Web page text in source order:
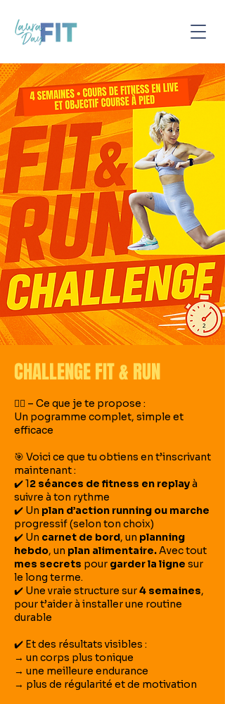
CHALLENGE FIT & RUN
🧘‍♀️ – Ce que je te propose :
Un pogramme complet, simple et
efficace
🎯 Voici ce que tu obtiens en t’inscrivant
maintenant :
✔️ 12 séances de fitness en replayà
suivre à ton rythme
✔️ Un plan d’action running ou marche
progressif (selon ton choix)
✔️ Un carnet de bord, un planning
hebdo, un plan alimentaire.Avec tout
mes secrets pour garder la ligne sur
le long terme.
✔️ Une vraie structure sur4 semaines,
pour t’aider à installer une routine
durable
✔️ Et des résultats visibles :
→ un corps plus tonique
→ une meilleure endurance
→ plus de régularité et de motivation